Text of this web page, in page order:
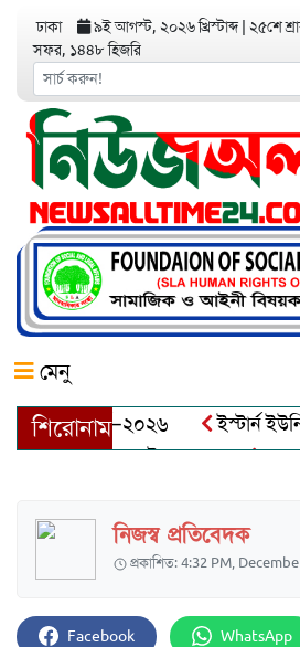
ঢাকা ৯ই আগস্ট, ২০২৬ খ্রিস্টাব্দ ২৫শে
সফর, ১৪৪৮ হিজরি
মেনু
শিরোনাম
অ্যাওয়ার্ড–২০২৬
ইস্টার্ন
খালেক এর ইন্তেকাল
আত্মশুদ্ধি
নিজস্ব প্রতিবেদক
প্রকাশিত: 4:32 PM,
Facebook WhatsApp